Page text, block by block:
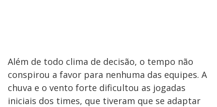
Além de todo clima de decisão, o tempo não
conspirou a favor para nenhuma das equipes. A
chuva e o vento forte dificultou as jogadas
iniciais dos times, que tiveram que se adaptar